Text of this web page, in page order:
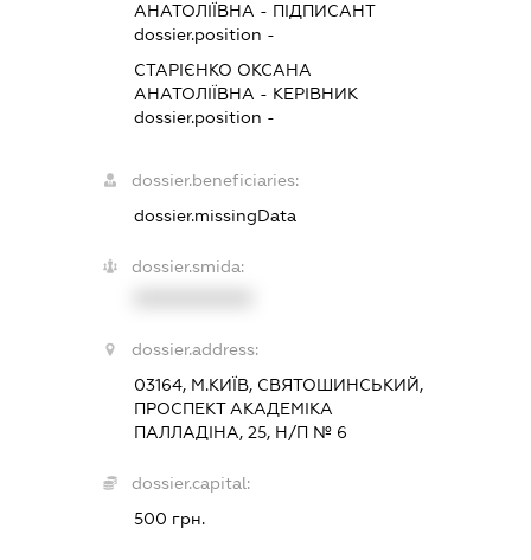
АНАТОЛІЇВНА - ПІДПИСАНТ
dossier.position -
СТАРІЄНКО ОКСАНА
АНАТОЛІЇВНА - КЕРІВНИК
dossier.position -
dossier.beneficiaries:
dossier.missingData
dossier.smida:
dossier.address:
03164, М.КИЇВ, СВЯТОШИНСЬКИЙ,
ПРОСПЕКТ АКАДЕМІКА
ПАЛЛАДІНА, 25, Н/П № 6
dossier.capital:
500 грн.